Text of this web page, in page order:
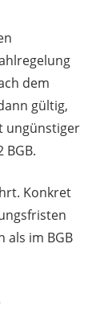
dem
gültig,
ungünstiger
BGB.
Konkret
als im BGB